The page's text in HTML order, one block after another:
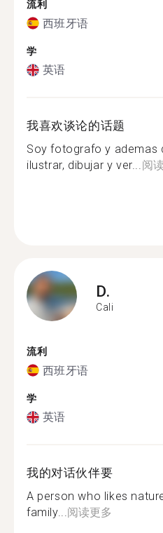
流利
西班牙语
学
英语
我喜欢谈论的话题
Soy fotografo y ademas
ilustrar, dibujar y ver...阅
D.
Cali
流利
西班牙语
学
英语
我的对话伙伴要
A person who likes
family...阅读更多